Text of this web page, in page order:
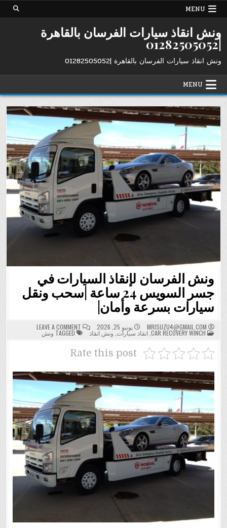
Skip
MENU
ونش انقاذ سيارات الفرسان بالقاهرة
|01282505052
ونش انقاذ سيارات الفرسان بالقاهرة |01282505052
MENU
ونش الفرسان لإنقاذ السيارات في
جسر السويس 24 ساعة |سحب ونقل
سيارات بسرعة وأمان|
MRISUZU4@GMAIL.COM يونيو 25, 2026 LEAVE A COMMENT
ON
ونش
الفرسان
24
ساعة
|
ونقل
سيارات
بسرعة
وأمان|
POSTED
IN
CAR RECOVERY WINCH
,انقاذ سيارات ونش انقاذ TAGGED ونش
Rate this post